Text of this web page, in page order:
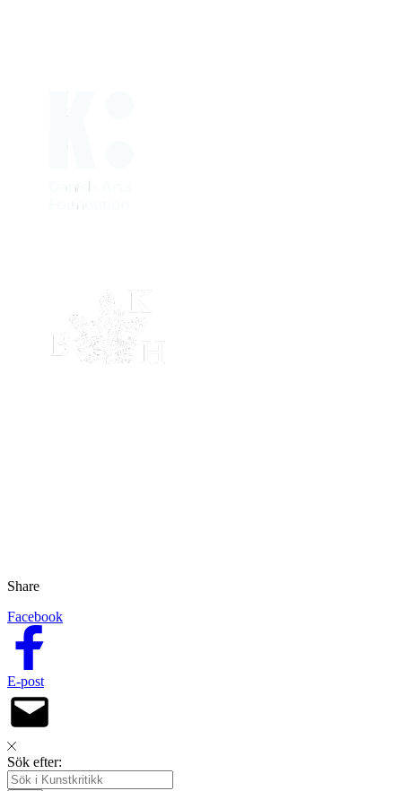
Share
Facebook
E-post
Sök efter: